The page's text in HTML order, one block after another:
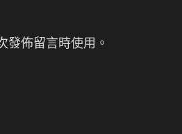
發佈留言時使用。